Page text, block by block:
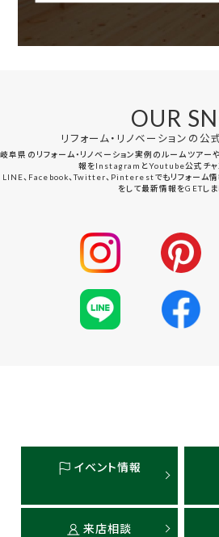
OUR
リフォーム・リノベーションの公
岐阜県のリフォーム・リノベーション実例のルームツアー
報をInstagramとYoutube公式チャ
LINE、Facebook、Twitter、Pinterestでもリフォーム情
をして最新情報をGETしま
イベント情報
来店相談